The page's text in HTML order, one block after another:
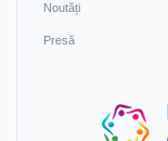
Noutăți
Presă